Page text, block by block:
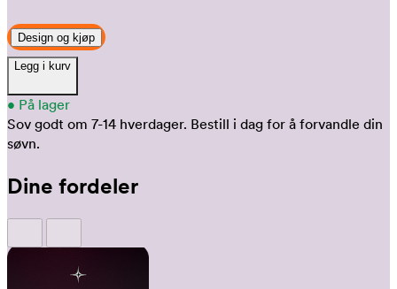
Design og kjøp
Legg i kurv
• På lager
Sov godt om 7-14 hverdager. Bestill i dag for å forvandle din
søvn.
Dine fordeler